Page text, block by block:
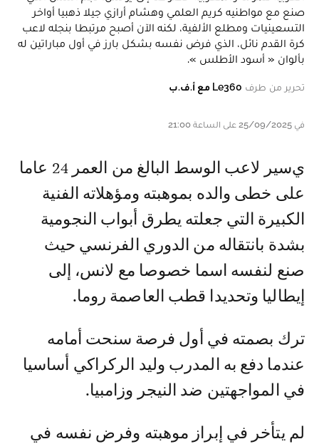
صنع مع مواطنيه كريم العلمي وهشام أرازي جيلا ذهبيا أواخر
التسعينيات ومطلع الألفية، لكنه الآن أصبح مرتبطا بنجله لاعب
كرة القدم نائل، الذي فرض نفسه بشكل بارز في أول مباراتين له
بألوان « أسود الأطلس ».
تحرير من طرف Le360 مع أ.ف.ب
في 25/09/2025 على الساعة 21:00
يسير لاعب الوسط البالغ من العمر 24 عاما
على خطى والده بموهبته ومؤهلاته الفنية
الكبيرة التي جعلته يطرق أبواب النجومية
بشدة بانتقاله من الدوري الفرنسي حيث
صنع لنفسه اسما خصوصا مع لانس، إلى
إيطاليا وتحديدا قطب العاصمة روما.
ترك بصمته في أول فرصة سنحت أمامه
عندما دفع به المدرب وليد الركراكي أساسيا
في المواجهتين ضد النيجر وزامبيا.
لم يتأخر في إبراز موهبته وفرض نفسه في